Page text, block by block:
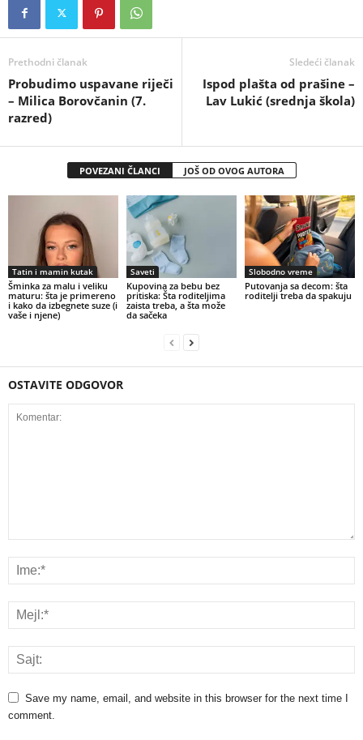
Prethodni članak
Probudimo uspavane riječi
– Milica Borovčanin (7.
razred)
Sledeći članak
Ispod plašta od prašine –
Lav Lukić (srednja škola)
POVEZANI ČLANCI JOŠ OD OVOG AUTORA
Tatin i mamin kutak
Šminka za malu i veliku
maturu: šta je primereno
i kako da izbegnete suze (i
vaše i njene)
Saveti
Kupovina za bebu bez
pritiska: Šta roditeljima
zaista treba, a šta može
da sačeka
Slobodno vreme
Putovanja sa decom: šta
roditelji treba da spakuju
OSTAVITE ODGOVOR
Save my name, email, and website in this browser for the next time I
comment.